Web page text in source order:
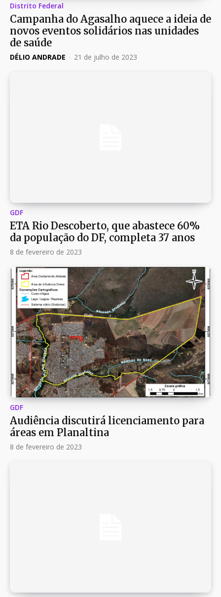
Distrito Federal
Campanha do Agasalho aquece a ideia de
novos eventos solidários nas unidades
de saúde
DÉLIO ANDRADE - 21 de julho de 2023
GDF
ETA Rio Descoberto, que abastece 60%
da população do DF, completa 37 anos
8 de fevereiro de 2023
GDF
Audiência discutirá licenciamento para
áreas em Planaltina
8 de fevereiro de 2023